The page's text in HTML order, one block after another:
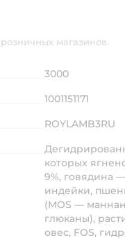
магазинов.
3000
1001151171
ROYLAMB3RU
которых
9%, говядина
индейки,
(MOS —
глюканы),
овес, FOS,